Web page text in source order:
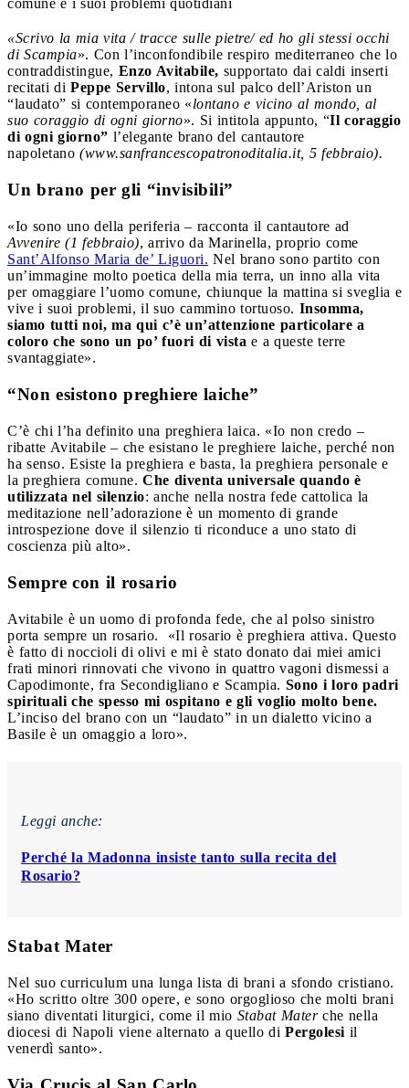
«Scrivo la mia vita / tracce sulle pietre/ ed ho gli stessi occhi
di Scampia». Con l’inconfondibile respiro mediterraneo che lo
contraddistingue, Enzo Avitabile, supportato dai caldi inserti
recitati di Peppe Servillo, intona sul palco dell’Ariston un
“laudato” si contemporaneo «lontano e vicino al mondo, al
suo coraggio di ogni giorno». Si intitola appunto, “Il coraggio
di ogni giorno” l’elegante brano del cantautore
napoletano (www.sanfrancescopatronoditalia.it, 5 febbraio).
Un brano per gli “invisibili”
«Io sono uno della periferia – racconta il cantautore ad
Avvenire (1 febbraio), arrivo da Marinella, proprio come
Sant’Alfonso Maria de’ Liguori. Nel brano sono partito con
un’immagine molto poetica della mia terra, un inno alla vita
per omaggiare l’uomo comune, chiunque la mattina si sveglia e
vive i suoi problemi, il suo cammino tortuoso. Insomma,
siamo tutti noi, ma qui c’è un’attenzione particolare a
coloro che sono un po’ fuori di vista e a queste terre
svantaggiate».
“Non esistono preghiere laiche”
C’è chi l’ha definito una preghiera laica. «Io non credo –
ribatte Avitabile – che esistano le preghiere laiche, perché non
ha senso. Esiste la preghiera e basta, la preghiera personale e
la preghiera comune. Che diventa universale quando è
utilizzata nel silenzio: anche nella nostra fede cattolica la
meditazione nell’adorazione è un momento di grande
introspezione dove il silenzio ti riconduce a uno stato di
coscienza più alto».
Sempre con il rosario
Avitabile è un uomo di profonda fede, che al polso sinistro
porta sempre un rosario.
«Il rosario è preghiera attiva. Questo
è fatto di noccioli di olivi e mi è stato donato dai miei amici
frati minori rinnovati che vivono in quattro vagoni dismessi a
Capodimonte, fra Secondigliano e Scampia. Sono i loro padri
spirituali che spesso mi ospitano e gli voglio molto bene.
L’inciso del brano con un “laudato” in un dialetto vicino a
Basile è un omaggio a loro».
Leggi anche:
Perché la Madonna insiste tanto sulla recita del
Rosario?
Stabat Mater
Nel suo curriculum una lunga lista di brani a sfondo cristiano.
«Ho scritto oltre 300 opere, e sono orgoglioso che molti brani
siano diventati liturgici, come il mio Stabat Mater che nella
diocesi di Napoli viene alternato a quello di Pergolesi il
venerdì santo».